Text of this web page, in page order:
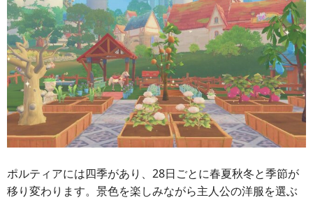
ポルティアには四季があり、28日ごとに春夏秋冬と季節が
移り変わります。景色を楽しみながら主人公の洋服を選ぶ